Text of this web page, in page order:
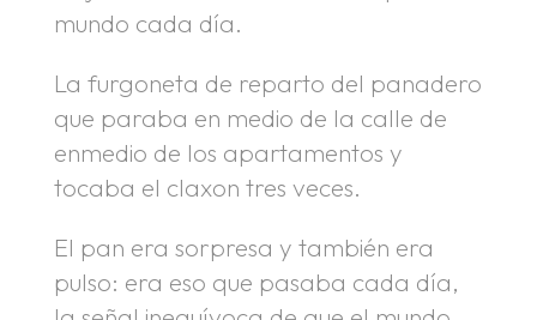
mundo cada día.
La furgoneta de reparto del panadero
que paraba en medio de la calle de
enmedio de los apartamentos y
tocaba el claxon tres veces.
El pan era sorpresa y también era
pulso: era eso que pasaba cada día,